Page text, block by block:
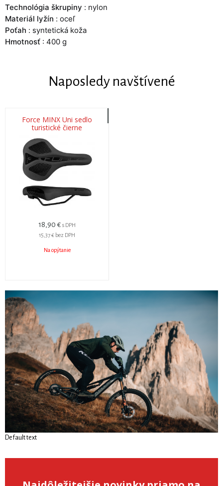
Technológia škrupiny : nylon
Materiál lyžín : oceľ
Poťah : syntetická koža
Hmotnosť : 400 g
Naposledy navštívené
Force MINX Uni sedlo
turistické čierne
18,90 € s DPH
15,37 € bez DPH
Na opýtanie
Default text